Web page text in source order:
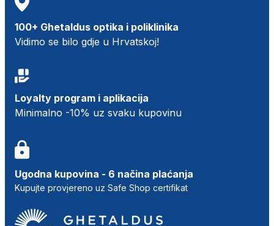
100+ Ghetaldus optika i poliklinika
Vidimo se bilo gdje u Hrvatskoj!
Loyalty program i aplikacija
Minimalno -10% uz svaku kupovinu
Ugodna kupovina - 6 načina plaćanja
Kupujte provjereno uz Safe Shop certifikat